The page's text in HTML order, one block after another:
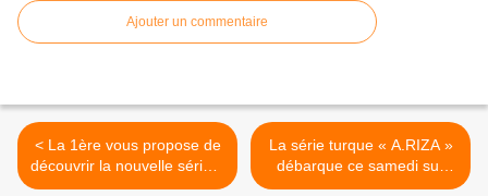
Ajouter un commentaire
< La 1ère vous propose de
découvrir la nouvelle série «
Pearson » qui vous plonge
La série turque « A.RIZA »
débarque ce samedi sur
Novelas TV ! >